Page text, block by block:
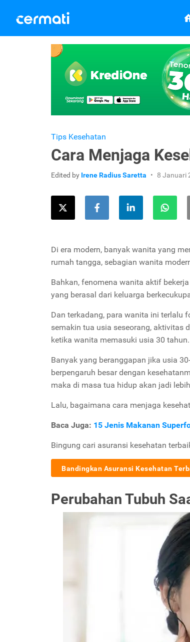
Tips Kesehatan
Cara Menjaga
Edited by Irene Radius Saretta 8 Januari
Di era modern, banyak wanita yang
rumah tangga, sebagian wanita
Bahkan, fenomena wanita aktif
yang berasal dari keluarga
Dan terkadang, para wanita ini terlalu
semakin tua usia seseorang, aktivitas
ketika wanita memasuki usia 30 tahun.
Banyak yang beranggapan jika usia
berpengaruh besar dengan
maka di masa tua hidup akan jadi
Lalu, bagaimana cara menjaga
Baca Juga: 15 Jenis Makanan
Bingung cari asuransi kesehatan
Bandingkan Asuransi Kesehatan
Perubahan Tubuh